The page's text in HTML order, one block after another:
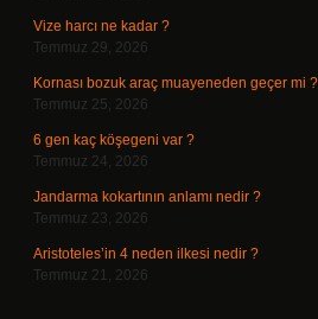
Vize harcı ne kadar ?
Temmuz 29, 2026
Kornası bozuk araç muayeneden geçer mi ?
Temmuz 25, 2026
6 gen kaç köşegeni var ?
Temmuz 24, 2026
Jandarma kokartının anlamı nedir ?
Temmuz 23, 2026
Aristoteles’in 4 neden ilkesi nedir ?
Temmuz 21, 2026